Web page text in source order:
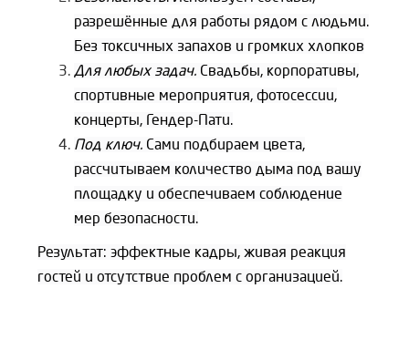
разрешённые для работы рядом с людьми.
Без токсичных запахов и громких хлопков
Для любых задач. Свадьбы, корпоративы,
спортивные мероприятия, фотосессии,
концерты, Гендер-Пати.
Под ключ. Сами подбираем цвета,
рассчитываем количество дыма под вашу
площадку и обеспечиваем соблюдение
мер безопасности.
Результат: эффектные кадры, живая реакция
гостей и отсутствие проблем с организацией.